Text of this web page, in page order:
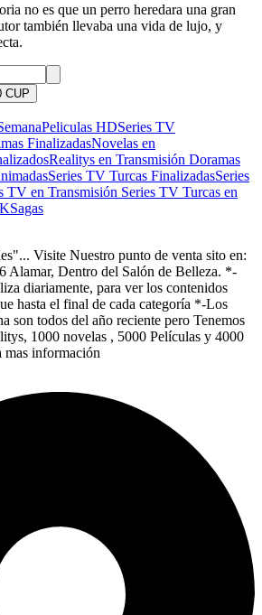
no es que un perro heredara una gran
también llevaba una vida de lujo, y
CUP
Peliculas HDSeries TV
FinalizadasNovelas en
Realitys en Transmisión Doramas
Series TV Turcas FinalizadasSeries
TV en Transmisión Series TV Turcas en
Sagas
Visite Nuestro punto de venta sito en:
Alamar, Dentro del Salón de Belleza. *-
diariamente, para ver los contenidos
hasta el final de cada categoría *-Los
son todos del año reciente pero Tenemos
1000 novelas , 5000 Películas y 4000
mas información